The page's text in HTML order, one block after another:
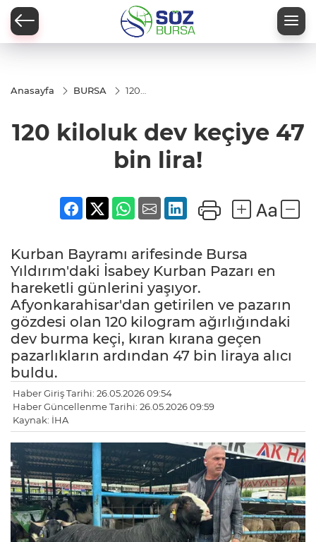
Anasayfa BURSA
120
keçiye
47 bin
120 kiloluk dev keçiye 47
bin lira!
Kurban Bayramı arifesinde Bursa
Yıldırım'daki İsabey Kurban Pazarı en
hareketli günlerini yaşıyor.
Afyonkarahisar'dan getirilen ve pazarın
gözdesi olan 120 kilogram ağırlığındaki
dev burma keçi, kıran kırana geçen
pazarlıkların ardından 47 bin liraya alıcı
buldu.
Haber Giriş Tarihi: 26.05.2026 09:54
Haber Güncellenme Tarihi: 26.05.2026 09:59
Kaynak: İHA